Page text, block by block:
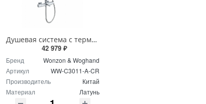
Душевая система с термостатом Wonzon & Woghand SOLID WW-C3011-A-CR хром
42 979 ₽
Бренд
Wonzon & Woghand
Артикул
WW-C3011-A-CR
Производитель
Китай
Материал
Латунь